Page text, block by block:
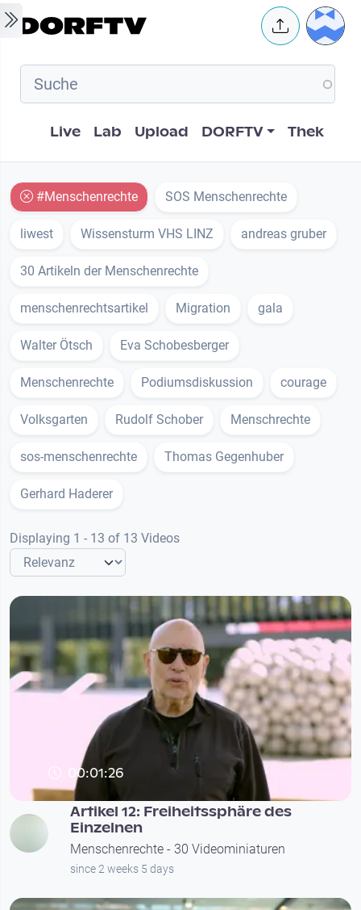
Skip to main content User
Hauptnavigation
Live Lab Upload DORFTV Thek
#Menschenrechte SOS Menschenrechte
liwest Wissensturm VHS LINZ andreas gruber
30 Artikeln der Menschenrechte
menschenrechtsartikel Migration gala
Walter Ötsch Eva Schobesberger
Menschenrechte Podiumsdiskussion courage
Volksgarten Rudolf Schober Menschrechte
sos-menschenrechte Thomas Gegenhuber
Gerhard Haderer
Displaying 1 - 13 of 13 Videos
00:01:26
Artikel 12: Freiheitssphäre des
Einzelnen
Menschenrechte - 30 Videominiaturen
since 2 weeks 5 days